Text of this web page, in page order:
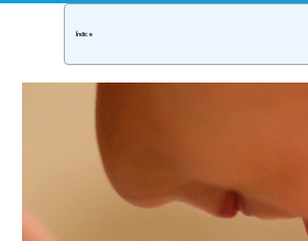
Índice